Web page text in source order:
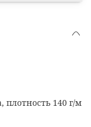
плотность 140 г/м